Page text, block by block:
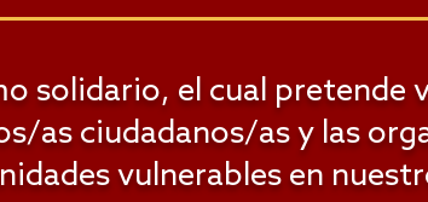
solidario, el cual pretende
as ciudadanos/as y las
vulnerables en